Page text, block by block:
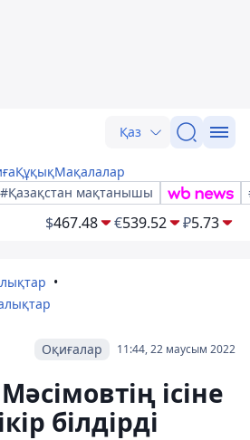
Қаз
ҚұқықМақалалар
#Қазақстан мақтанышы
$467.48 €539.52 ₽5.73
11:44, 22 маусым 2022
Оқиғалар
ісіне
білдірді